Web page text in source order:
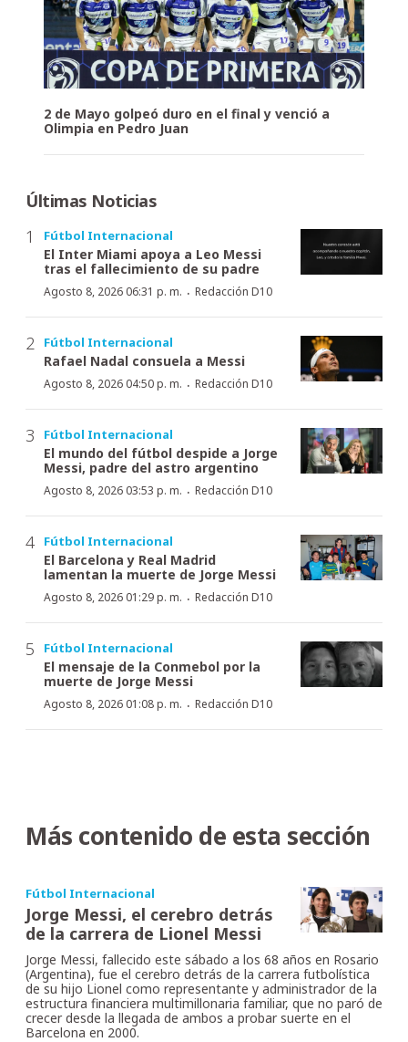
2 de Mayo golpeó duro en el final y venció a
Olimpia en Pedro Juan
Últimas Noticias
Fútbol Internacional
El Inter Miami apoya a Leo Messi
tras el fallecimiento de su padre
Agosto 8, 2026 06:31 p. m. · Redacción D10
Fútbol Internacional
Rafael Nadal consuela a Messi
Agosto 8, 2026 04:50 p. m. · Redacción D10
Fútbol Internacional
El mundo del fútbol despide a Jorge
Messi, padre del astro argentino
Agosto 8, 2026 03:53 p. m. · Redacción D10
Fútbol Internacional
El Barcelona y Real Madrid
lamentan la muerte de Jorge Messi
Agosto 8, 2026 01:29 p. m. · Redacción D10
Fútbol Internacional
El mensaje de la Conmebol por la
muerte de Jorge Messi
Agosto 8, 2026 01:08 p. m. · Redacción D10
Más contenido de esta sección
Fútbol Internacional
Jorge Messi, el cerebro detrás
de la carrera de Lionel Messi
Jorge Messi, fallecido este sábado a los 68 años en Rosario
(Argentina), fue el cerebro detrás de la carrera futbolística
de su hijo Lionel como representante y administrador de la
estructura financiera multimillonaria familiar, que no paró de
crecer desde la llegada de ambos a probar suerte en el
Barcelona en 2000.